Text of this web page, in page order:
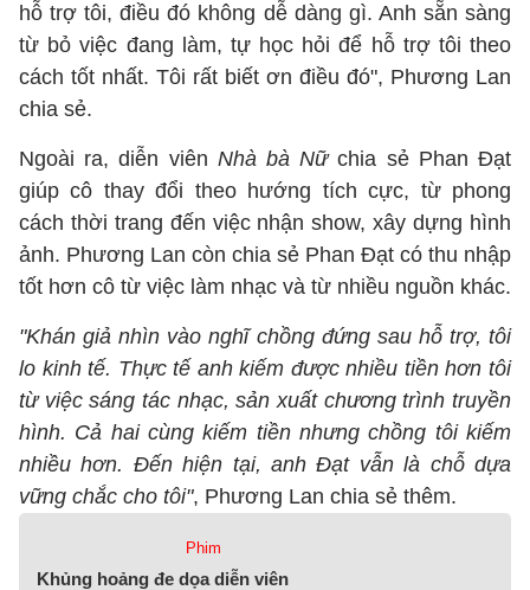
hỗ trợ tôi, điều đó không dễ dàng gì. Anh sẵn sàng
từ bỏ việc đang làm, tự học hỏi để hỗ trợ tôi theo
cách tốt nhất. Tôi rất biết ơn điều đó", Phương Lan
chia sẻ.
Ngoài ra, diễn viên Nhà bà Nữchia sẻ Phan Đạt
giúp cô thay đổi theo hướng tích cực, từ phong
cách thời trang đến việc nhận show, xây dựng hình
ảnh. Phương Lan còn chia sẻ Phan Đạt có thu nhập
tốt hơn cô từ việc làm nhạc và từ nhiều nguồn khác.
"Khán giả nhìn vào nghĩ chồng đứng sau hỗ trợ, tôi
lo kinh tế. Thực tế anh kiếm được nhiều tiền hơn tôi
từ việc sáng tác nhạc, sản xuất chương trình truyền
hình. Cả hai cùng kiếm tiền nhưng chồng tôi kiếm
nhiều hơn. Đến hiện tại, anh Đạt vẫn là chỗ dựa
vững chắc cho tôi", Phương Lan chia sẻ thêm.
Phim
Khủng hoảng đe dọa diễn viên